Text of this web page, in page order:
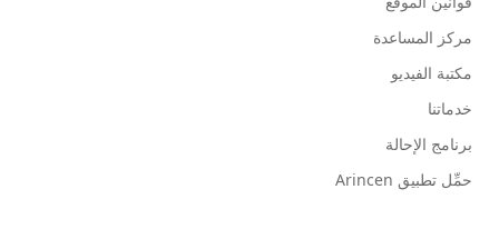
مركز المساعدة
مكتبة الفيديو
خدماتنا
برنامج الإحالة
حمِّل تطبيق Arincen